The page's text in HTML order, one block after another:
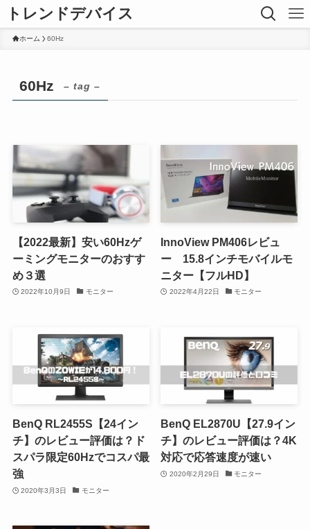
トレンドデバイス
ホーム 60Hz
60Hz – tag –
【2022最新】安い60Hzゲ
ーミングモニターのおすす
め３選
2022年10月9日 モニター
InnoView PM406レビュ
ー 15.8インチモバイルモ
ニター【フルHD】
2022年4月22日 モニター
BenQ RL2455S【24イン
チ】のレビュー評価は？ド
スパラ限定60Hzでコスパ最
強
2020年3月3日 モニター
BenQ EL2870U【27.9イン
チ】のレビュー評価は？4K
対応で応答速度が速い
2020年2月29日 モニター